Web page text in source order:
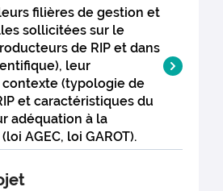
filières de gestion et
sollicitées sur le
de RIP et dans
leur
(typologie de
et caractéristiques du
adéquation à la
AGEC, loi GAROT).
de la littérature sur